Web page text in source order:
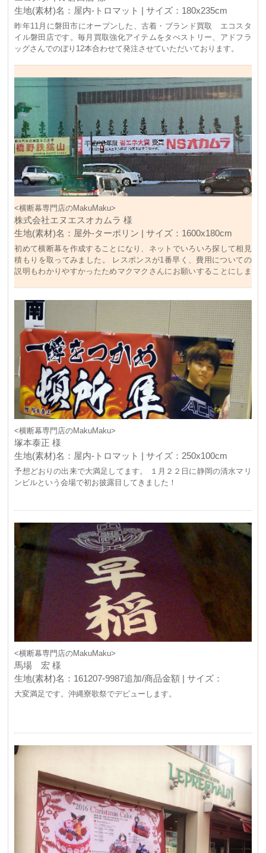
生地(素材)名：屋内-トロマット | サイズ：180x235cm
昨年11月に磐田市にオープンした、古着・ブランド買取 エコスタ
イル磐田店です。毎月買取強化アイテムをタぺストリー、アドフラ
ッグさんでのぼり12本合わせて発注させていただいております。
<横断幕専門店のMakuMaku>
株式会社エヌエスオカムラ 様
生地(素材)名：屋外-ターポリン | サイズ：1600x180cm
初めて横断幕を作成することになり、ネットでいろいろ探して相見
積もりを取ってみました。 レスポンスが1番早く、費用についての
説明もわかりやすかったためマクマクさんにお願いすることにしま
は違う」と納得しました。（ちょっとの差が大きいのですね） デー
タの入稿から受け取りまではスムーズでとても良かったです。
<横断幕専門店のMakuMaku>
塚本泰正 様
生地(素材)名：屋内-トロマット | サイズ：250x100cm
予想どおりの出来で大満足してます。 １月２２日に静岡の清水マリ
ンビルという会場で初お披露目してきました！
<横断幕専門店のMakuMaku>
馬場 宏 様
生地(素材)名：161207-9987追加/商品金額 | サイズ：
大変満足です。沖縄寮歌祭でデビューします。